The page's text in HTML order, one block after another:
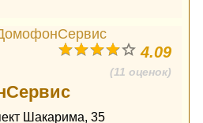
4.09
(11 оценок)
Шакарима, 35